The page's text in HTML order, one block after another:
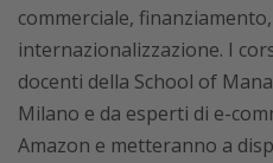
commerciale,
internazionalizzazione. I
docenti della School of
Milano e da esperti di e-
Amazon e metteranno a